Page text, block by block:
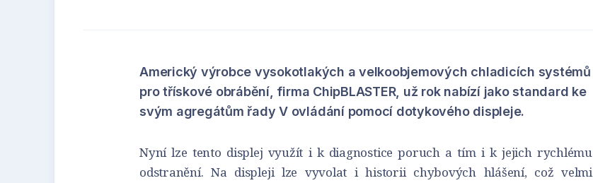
Americký výrobce vysokotlakých a velkoobjemových chladicích systémů
pro třískové obrábění, firma ChipBLASTER, už rok nabízí jako standard ke
svým agregátům řady V ovládání pomocí dotykového displeje.
Nyní lze tento displej využít i k diagnostice poruch a tím i k jejich rychlému
odstranění. Na displeji lze vyvolat i historii chybových hlášení, což velmi